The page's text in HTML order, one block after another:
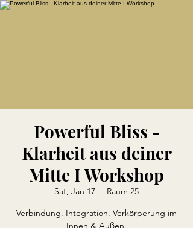
Powerful Bliss -
Klarheit aus deiner
Mitte I Workshop
Sat, Jan 17
  |
Raum 25
Verbindung. Integration. Verkörperung im